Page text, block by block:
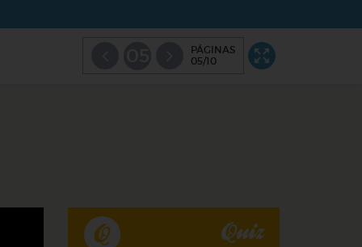
PÁGINAS
05/10
Quiz